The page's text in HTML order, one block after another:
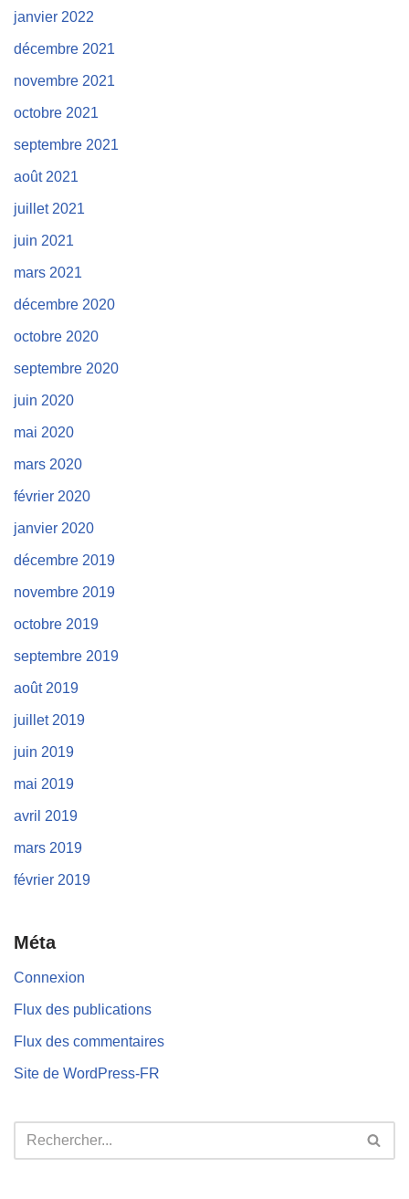
janvier 2022
décembre 2021
novembre 2021
octobre 2021
septembre 2021
août 2021
juillet 2021
juin 2021
mars 2021
décembre 2020
octobre 2020
septembre 2020
juin 2020
mai 2020
mars 2020
février 2020
janvier 2020
décembre 2019
novembre 2019
octobre 2019
septembre 2019
août 2019
juillet 2019
juin 2019
mai 2019
avril 2019
mars 2019
février 2019
Méta
Connexion
Flux des publications
Flux des commentaires
Site de WordPress-FR